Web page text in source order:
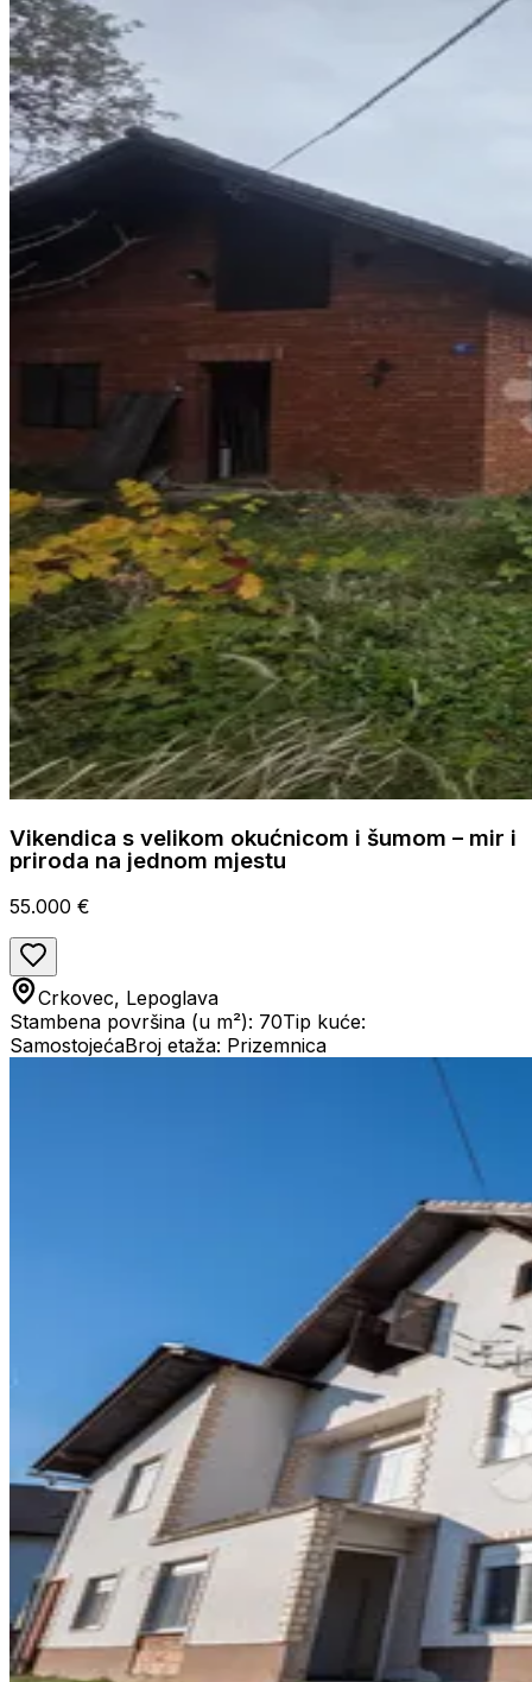
Vikendica s velikom okućnicom i šumom – mir i
priroda na jednom mjestu
55.000 €
Crkovec, Lepoglava
Stambena površina (u m²): 70Tip kuće:
SamostojećaBroj etaža: Prizemnica